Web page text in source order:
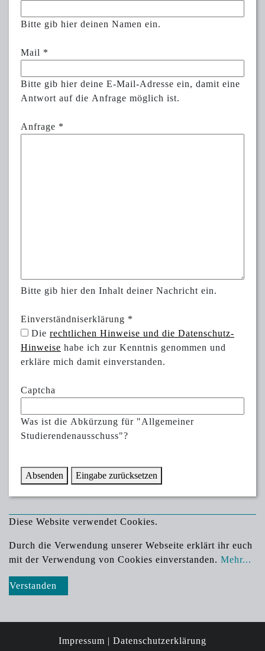
Bitte gib hier deinen Namen ein.
Mail *
Bitte gib hier deine E-Mail-Adresse ein, damit eine
Antwort auf die Anfrage möglich ist.
Anfrage *
Bitte gib hier den Inhalt deiner Nachricht ein.
Einverständniserklärung *
Die rechtlichen Hinweise und die Datenschutz-
Hinweise habe ich zur Kenntnis genommen und
erkläre mich damit einverstanden.
Captcha
Was ist die Abkürzung für "Allgemeiner
Studierendenausschuss"?
Absenden Eingabe zurücksetzen
Diese Website verwendet Cookies.
Durch die Verwendung unserer Webseite erklärt ihr euch
mit der Verwendung von Cookies einverstanden. Mehr...
Verstanden
Impressum | Datenschutzerklärung